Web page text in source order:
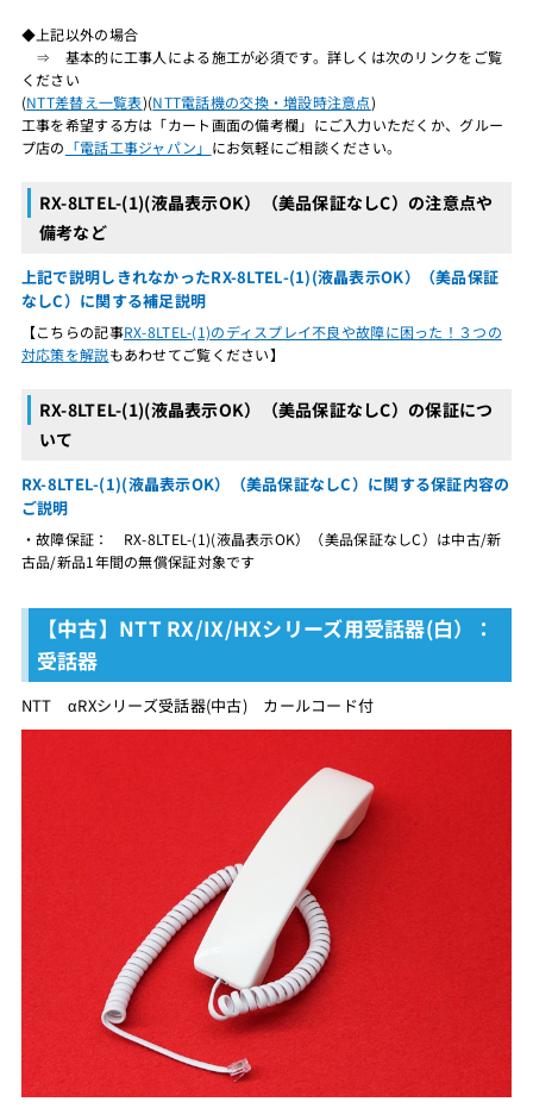
◆上記以外の場合
⇒ 基本的に工事人による施工が必須です。詳しくは次のリンクをご覧
ください
(NTT差替え一覧表)(NTT電話機の交換・増設時注意点)
工事を希望する方は「カート画面の備考欄」にご入力いただくか、グルー
プ店の 「電話工事ジャパン」 にお気軽にご相談ください。
RX-8LTEL-(1)(液晶表示OK）（美品保証なしC）の注意点や
備考など
上記で説明しきれなかったRX-8LTEL-(1)(液晶表示OK）（美品保証
なしC）に関する補足説明
【こちらの記事RX-8LTEL-(1)のディスプレイ不良や故障に困った！３つの
対応策を解説もあわせてご覧ください】
RX-8LTEL-(1)(液晶表示OK）（美品保証なしC）の保証につ
いて
RX-8LTEL-(1)(液晶表示OK）（美品保証なしC）に関する保証内容の
ご説明
・故障保証： RX-8LTEL-(1)(液晶表示OK）（美品保証なしC）は中古/新
古品/新品1年間の無償保証対象です
【中古】NTT RX/IX/HXシリーズ用受話器(白）：
受話器
NTT αRXシリーズ受話器(中古) カールコード付